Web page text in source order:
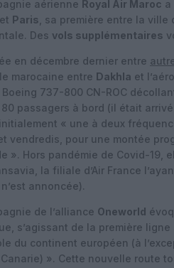
aérienne Royal Air Maroc a
et Paris , sa première entre la ville
Des vols supplémentaires
en décembre dernier entre
marocaine entre Dakhla et
Boeing 737-800 CN-ROC
passagers à bord (il était
« une à deux
vendredis, pour une montée
». Hors pandémie de Covid-19,
la filiale d’Air France
annoncée).
de l’alliance Oneworld
s’agissant de la première
du continent européen (à
». Cette nouvelle route